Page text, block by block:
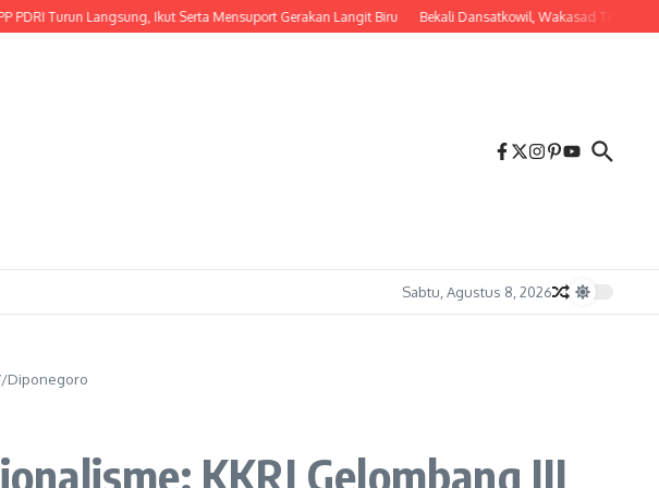
Turun Langsung, Ikut Serta Mensuport Gerakan Langit Biru Bekali Dansatkowil, Wakasad Tekankan
Sabtu, Agustus 8, 2026
Diponegoro
KKRI Gelombang III